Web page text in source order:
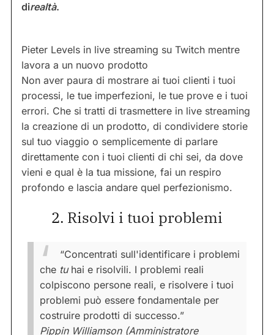
direaltà.
Pieter Levels in live streaming su Twitch mentre
lavora a un nuovo prodotto
Non aver paura di mostrare ai tuoi clienti i tuoi
processi, le tue imperfezioni, le tue prove e i tuoi
errori. Che si tratti di trasmettere in live streaming
la creazione di un prodotto, di condividere storie
sul tuo viaggio o semplicemente di parlare
direttamente con i tuoi clienti di chi sei, da dove
vieni e qual è la tua missione, fai un respiro
profondo e lascia andare quel perfezionismo.
2. Risolvi i tuoi problemi
“Concentrati sull'identificare i problemi
che tuhai e risolvili. I problemi reali
colpiscono persone reali, e risolvere i tuoi
problemi può essere fondamentale per
costruire prodotti di successo.”
Pippin Williamson (Amministratore